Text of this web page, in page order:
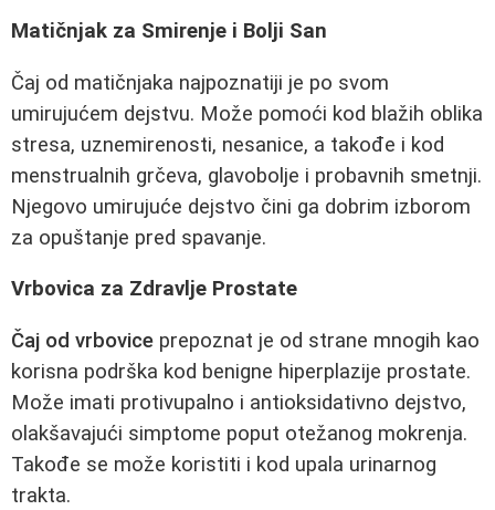
Matičnjak za Smirenje i Bolji San
Čaj od matičnjaka najpoznatiji je po svom
umirujućem dejstvu. Može pomoći kod blažih oblika
stresa, uznemirenosti, nesanice, a takođe i kod
menstrualnih grčeva, glavobolje i probavnih smetnji.
Njegovo umirujuće dejstvo čini ga dobrim izborom
za opuštanje pred spavanje.
Vrbovica za Zdravlje Prostate
Čaj od vrbovice prepoznat je od strane mnogih kao
korisna podrška kod benigne hiperplazije prostate.
Može imati protivupalno i antioksidativno dejstvo,
olakšavajući simptome poput otežanog mokrenja.
Takođe se može koristiti i kod upala urinarnog
trakta.